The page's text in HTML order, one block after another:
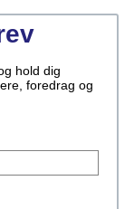
hold dig
foredrag og